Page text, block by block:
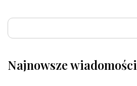
Najnowsze wiadomości